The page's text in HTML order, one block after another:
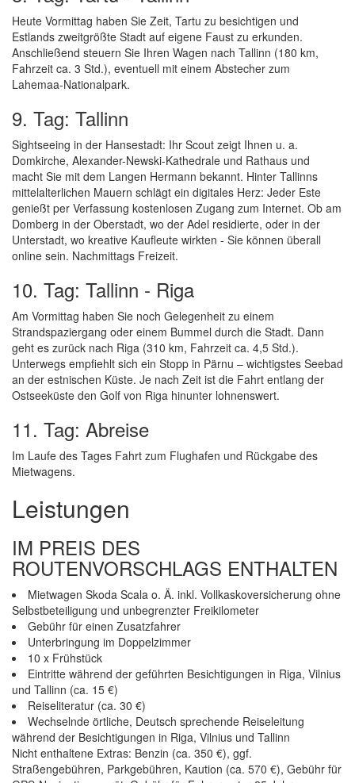
Heute Vormittag haben Sie Zeit, Tartu zu besichtigen und
Estlands zweitgrößte Stadt auf eigene Faust zu erkunden.
Anschließend steuern Sie Ihren Wagen nach Tallinn (180 km,
Fahrzeit ca. 3 Std.), eventuell mit einem Abstecher zum
Lahemaa-Nationalpark.
9. Tag: Tallinn
Sightseeing in der Hansestadt: Ihr Scout zeigt Ihnen u. a.
Domkirche, Alexander-Newski-Kathedrale und Rathaus und
macht Sie mit dem Langen Hermann bekannt. Hinter Tallinns
mittelalterlichen Mauern schlägt ein digitales Herz: Jeder Este
genießt per Verfassung kostenlosen Zugang zum Internet. Ob am
Domberg in der Oberstadt, wo der Adel residierte, oder in der
Unterstadt, wo kreative Kaufleute wirkten - Sie können überall
online sein. Nachmittags Freizeit.
10. Tag: Tallinn - Riga
Am Vormittag haben Sie noch Gelegenheit zu einem
Strandspaziergang oder einem Bummel durch die Stadt. Dann
geht es zurück nach Riga (310 km, Fahrzeit ca. 4,5 Std.).
Unterwegs empfiehlt sich ein Stopp in Pärnu – wichtigstes Seebad
an der estnischen Küste. Je nach Zeit ist die Fahrt entlang der
Ostseeküste den Golf von Riga hinunter lohnenswert.
11. Tag: Abreise
Im Laufe des Tages Fahrt zum Flughafen und Rückgabe des
Mietwagens.
Leistungen
IM PREIS DES
ROUTENVORSCHLAGS ENTHALTEN
Mietwagen Skoda Scala o. Ä. inkl. Vollkaskoversicherung ohne
Selbstbeteiligung und unbegrenzter Freikilometer
Gebühr für einen Zusatzfahrer
Unterbringung im Doppelzimmer
10 x Frühstück
Eintritte während der geführten Besichtigungen in Riga, Vilnius
und Tallinn (ca. 15 €)
Reiseliteratur (ca. 30 €)
Wechselnde örtliche, Deutsch sprechende Reiseleitung
während der Besichtigungen in Riga, Vilnius und Tallinn
Nicht enthaltene Extras: Benzin (ca. 350 €), ggf.
Straßengebühren, Parkgebühren, Kaution (ca. 570 €), Gebühr für